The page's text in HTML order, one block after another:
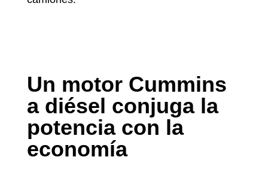
Un motor Cummins
a diésel conjuga la
potencia con la
economía